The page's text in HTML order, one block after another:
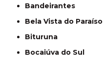
Bandeirantes
Bela Vista do Paraíso
Bituruna
Bocaiúva do Sul